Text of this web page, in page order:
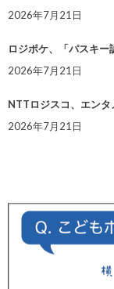
2026年7月21日
ロジポケ、「パスキー
2026年7月21日
NTTロジスコ、エン
2026年7月21日